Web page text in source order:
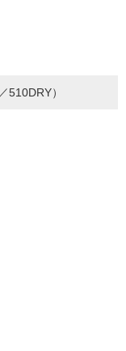
510DRY）